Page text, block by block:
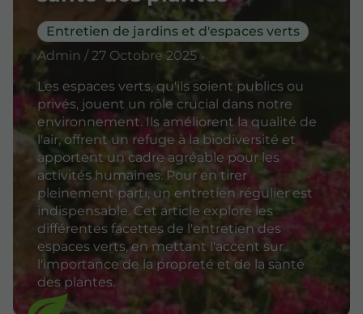
Entretien de jardins et d'espaces verts
Admin / 27 Octobre 2025
Les espaces verts, qu'ils soient publics ou
privés, jouent un rôle crucial dans notre
environnement. Ils améliorent la qualité de
l'air, offrent un refuge à la biodiversité et
apportent un cadre agréable pour les
activités humaines. Pour en tirer
pleinement parti, un entretien régulier est
indispensable. Cet article explore les
différentes facettes de l'entretien des
espaces verts, en mettant l'accent sur
l'importance de la propreté et de la santé
des plantes.